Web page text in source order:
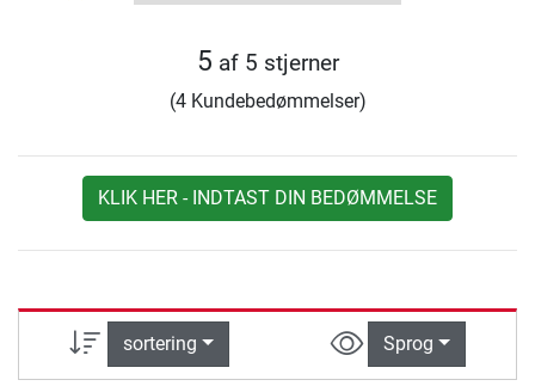
5 af 5 stjerner
(4 Kundebedømmelser)
KLIK HER - INDTAST DIN BEDØMMELSE
sortering Sprog